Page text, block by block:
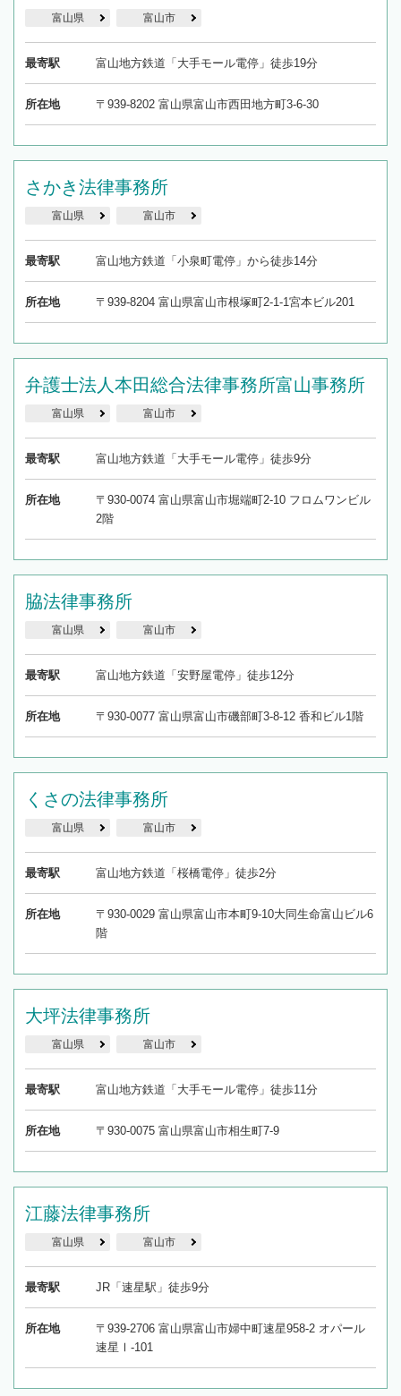
富山県 富山市
最寄駅 富山地方鉄道「大手モール電停」徒歩19分
所在地 〒939-8202 富山県富山市西田地方町3-6-30
さかき法律事務所
富山県 富山市
最寄駅 富山地方鉄道「小泉町電停」から徒歩14分
所在地 〒939-8204 富山県富山市根塚町2-1-1宮本ビル201
弁護士法人本田総合法律事務所富山事務所
富山県 富山市
最寄駅 富山地方鉄道「大手モール電停」徒歩9分
所在地
〒930-0074 富山県富山市堀端町2-10 フロムワンビル
2階
脇法律事務所
富山県 富山市
最寄駅 富山地方鉄道「安野屋電停」徒歩12分
所在地 〒930-0077 富山県富山市磯部町3-8-12 香和ビル1階
くさの法律事務所
富山県 富山市
最寄駅 富山地方鉄道「桜橋電停」徒歩2分
所在地
〒930-0029 富山県富山市本町9-10大同生命富山ビル6
階
大坪法律事務所
富山県 富山市
最寄駅 富山地方鉄道「大手モール電停」徒歩11分
所在地 〒930-0075 富山県富山市相生町7-9
江藤法律事務所
富山県 富山市
最寄駅 JR「速星駅」徒歩9分
所在地
〒939-2706 富山県富山市婦中町速星958-2 オパール
速星Ⅰ-101